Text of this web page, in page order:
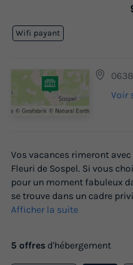
Wifi payant
Voir
Vos vacances rimeront
Fleuri de Sospel. Si vous
pour un moment fabuleux
se trouve dans un cadre
Afficher la suite
5 offres d'hébergement